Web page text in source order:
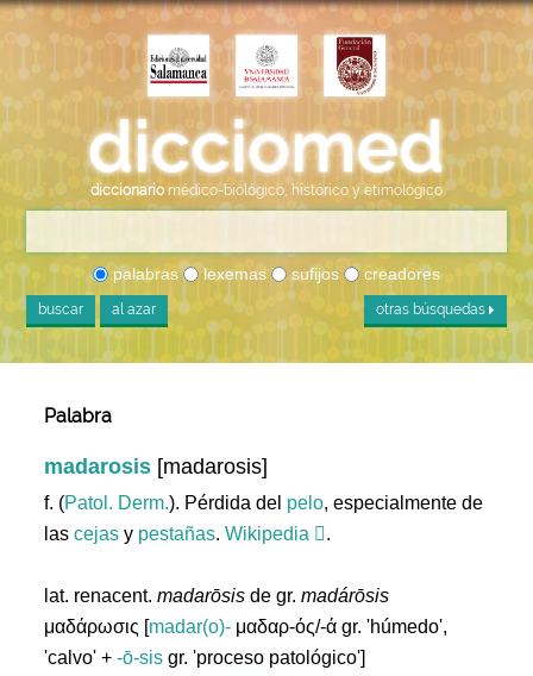
diccionario médico-biológico, histórico y etimológico
palabras lexemas sufijos creadores
buscar al azar otras búsquedas
Palabra
madarosis [madarosis]
f. (Patol. Derm.). Pérdida del pelo, especialmente de
lascejas y pestañas.Wikipedia .
lat. renacent.madarōsis de gr. madárōsis
μαδάρωσις [madar(o)- μαδαρ-ός/-ά gr. 'húmedo',
'calvo' +-ō-sis gr. 'proceso patológico']